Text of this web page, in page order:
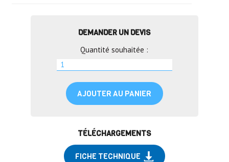
DEMANDER UN DEVIS
Quantité souhaitée :
AJOUTER AU PANIER
TÉLÉCHARGEMENTS
FICHE TECHNIQUE